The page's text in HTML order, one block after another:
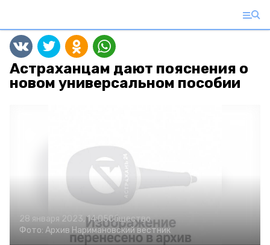
Астраханцам дают пояснения о
новом универсальном пособии
28 января 2023, 14:05Общество
Фото: Архив Наримановский вестник